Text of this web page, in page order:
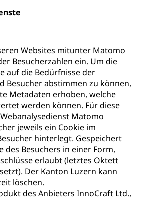
Websites mitunter Matomo
Besucherzahlen ein. Um die
auf die Bedürfnisse der
Besucher abstimmen zu können,
Metadaten erhoben, welche
werden können. Für diese
Matomo
jeweils ein Cookie im
hinterlegt. Gespeichert
des Besuchers in einer Form,
erlaubt (letztes Oktett
Der Kanton Luzern kann
löschen.
des Anbieters InnoCraft Ltd.,